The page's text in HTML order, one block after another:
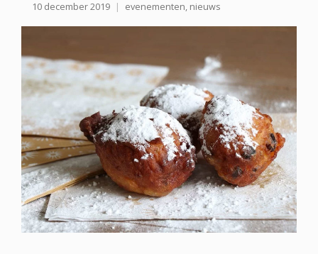
10 december 2019 evenementen, nieuws